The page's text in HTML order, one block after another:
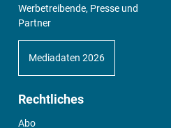
Werbetreibende, Presse und
Partner
Mediadaten 2026
Rechtliches
Abo